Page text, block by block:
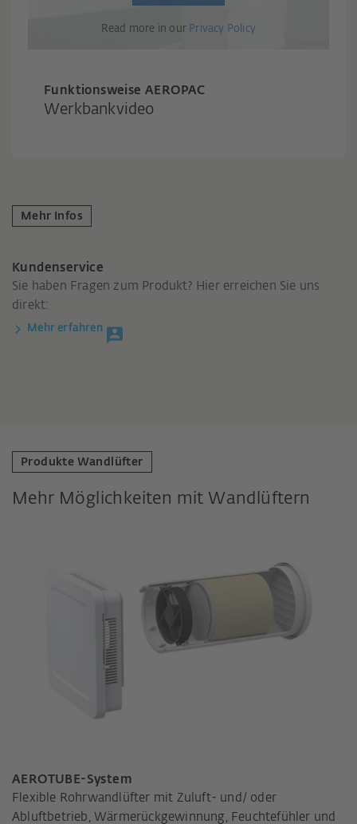
Read more in our Privacy Policy
Funktionsweise AEROPAC
Werkbankvideo
Mehr Infos
Kundenservice
Sie haben Fragen zum Produkt? Hier erreichen Sie uns
direkt:
Mehr erfahren
Produkte Wandlüfter
Mehr Möglichkeiten mit Wandlüftern
AEROTUBE-System
Flexible Rohrwandlüfter mit Zuluft- und/ oder
Abluftbetrieb, Wärmerückgewinnung, Feuchtefühler und